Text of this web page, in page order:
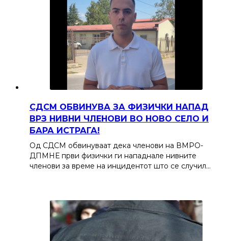
СДСМ ОБВИНУВА ЗА ФИЗИЧКИ НАПАД
ВРЗ НИВНИ ЧЛЕНОВИ ВО НОВО СЕЛО И
БАРА ИСТРАГА!
Од СДСМ обвинуваат дека членови на ВМРО-
ДПМНЕ први физички ги нападнале нивните
членови за време на инцидентот што се случил…